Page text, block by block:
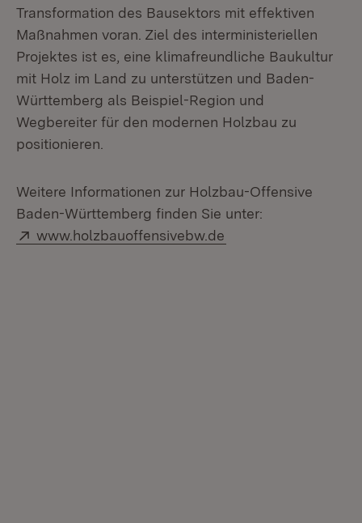
Transformation des Bausektors mit effektiven
Maßnahmen voran. Ziel des interministeriellen
Projektes ist es, eine klimafreundliche Baukultur
mit Holz im Land zu unterstützen und Baden-
Württemberg als Beispiel-Region und
Wegbereiter für den modernen Holzbau zu
positionieren.
Weitere Informationen zur Holzbau-Offensive
Baden-Württemberg finden Sie unter:
Extern:
www.holzbauoffensivebw.de